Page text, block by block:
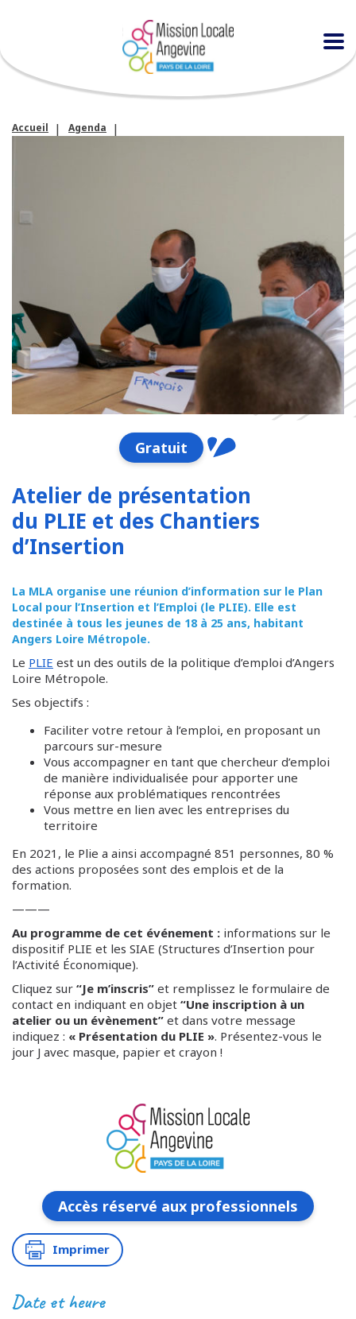
Accueil
Agenda
Gratuit
Atelier de présentation
du PLIE et des Chantiers
d’Insertion
La MLA organise une réunion d’information sur le Plan
Local pour l’Insertion et l’Emploi (le PLIE). Elle est
destinée à tous les jeunes de 18 à 25 ans, habitant
Angers Loire Métropole.
Le PLIE est un des outils de la politique d’emploi d’Angers
Loire Métropole.
Ses objectifs :
Faciliter votre retour à l’emploi, en proposant un
parcours sur-mesure
Vous accompagner en tant que chercheur d’emploi
de manière individualisée pour apporter une
réponse aux problématiques rencontrées
Vous mettre en lien avec les entreprises du
territoire
En 2021, le Plie a ainsi accompagné 851 personnes, 80 %
des actions proposées sont des emplois et de la
formation.
———
Au programme de cet événement : informations sur le
dispositif PLIE et les SIAE (Structures d’Insertion pour
l’Activité Économique).
Cliquez sur “Je m’inscris” et remplissez le formulaire de
contact en indiquant en objet “Une inscription à un
atelier ou un évènement” et dans votre message
indiquez : « Présentation du PLIE ». Présentez-vous le
jour J avec masque, papier et crayon !
Accès réservé aux professionnels
Imprimer
Date et heure